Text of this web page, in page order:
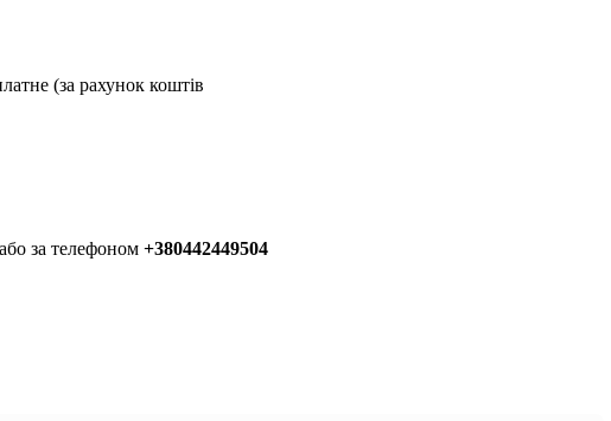
(за рахунок коштів
за телефоном +380442449504